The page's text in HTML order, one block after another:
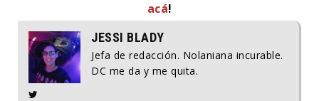
acá!
JESSI BLADY
Jefa de redacción. Nolaniana incurable.
DC me da y me quita.